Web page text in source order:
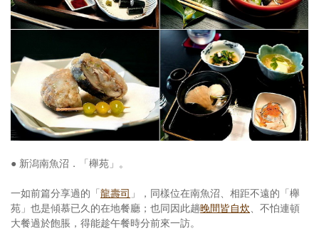
照相簿
創意出版服務
歷史區
關於Yilan
個人著作
活動實況記錄
媒體報導一覽
● 新潟南魚沼．「櫸苑」。
一如前篇分享過的「龍壽司 」，同樣位在南魚沼、相距不遠的「櫸
苑」也是傾慕已久的在地餐廳；也同因此趟晚間皆自炊、不怕連頓
大餐過於飽脹，得能趁午餐時分前來一訪。